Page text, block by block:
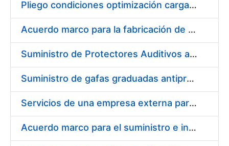
Erakutsi/Ezkutatu
Pliego condiciones optimización cargas compras firmado
Acuerdo marco para la fabricación de piezas
Suministro de Protectores Auditivos a medida para las personas trabajadoras de los Centros de Trabajo de Madrid y Burgos
Suministro de gafas graduadas antiproyecciones para los trabajadores de la FNMT-RCM en los centros de trabajo de Madrid y Burgos
Servicios de una empresa externa para el asesoramiento y resolución de los recursos de alzada que se presentan relacionados con procesos de selección para la FNMT-RCM
Acuerdo marco para el suministro e instalación de persianas, estores y otros complementos